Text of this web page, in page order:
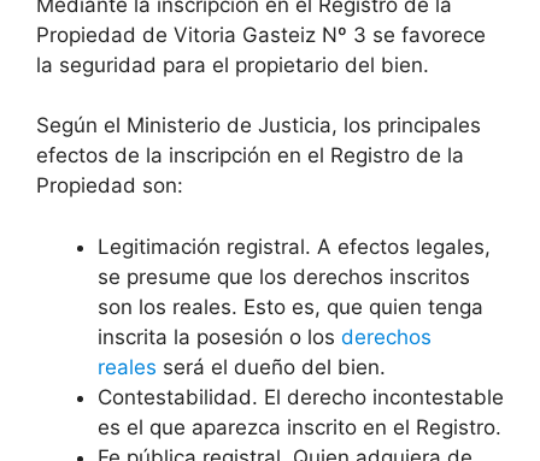
Propiedad de Vitoria Gasteiz Nº 3 se favorece
la seguridad para el propietario del bien.
Según el Ministerio de Justicia, los principales
efectos de la inscripción en el Registro de la
Propiedad son:
Legitimación registral. A efectos legales,
se presume que los derechos inscritos
son los reales. Esto es, que quien tenga
inscrita la posesión o los derechos
reales será el dueño del bien.
Contestabilidad. El derecho incontestable
es el que aparezca inscrito en el Registro.